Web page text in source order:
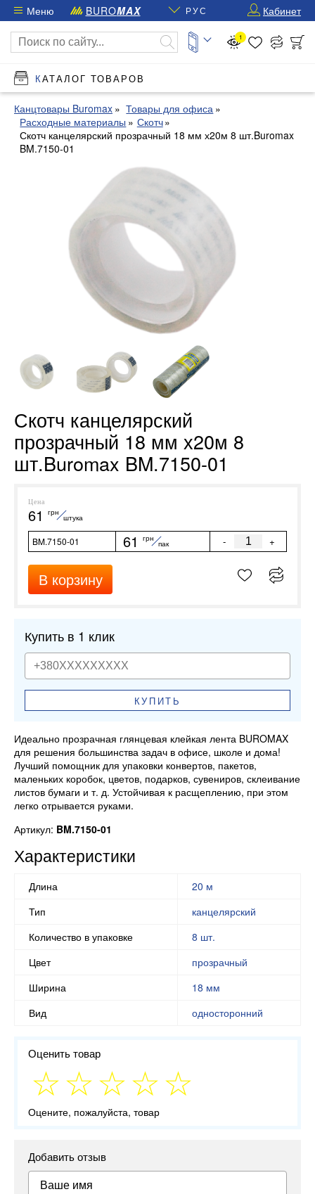
Меню BUROMAX РУС Кабинет
1
КАТАЛОГ ТОВАРОВ
Канцтовары Buromax
Товары для офиса
Расходные материалы
Скотч
Скотч канцелярский прозрачный 18 мм х20м 8 шт.Buromax
BM.7150-01
Скотч канцелярский
прозрачный 18 мм х20м 8
шт.Buromax BM.7150-01
Цена
61 грн
штука
BM.7150-01 61 грн
пак - +
В корзину
Купить в 1 клик
КУПИТЬ
Идеально прозрачная глянцевая клейкая лента BUROMAX
для решения большинства задач в офисе, школе и дома!
Лучший помощник для упаковки конвертов, пакетов,
маленьких коробок, цветов, подарков, сувениров, склеивание
листов бумаги и т. д. Устойчивая к расщеплению, при этом
легко отрывается руками.
Артикул: BM.7150-01
Характеристики
Длина
20 м
Тип
канцелярский
Количество в упаковке
8 шт.
Цвет
прозрачный
Ширина
18 мм
Вид
односторонний
Оценить товар
Оцените, пожалуйста, товар
Добавить отзыв
Ваше имя